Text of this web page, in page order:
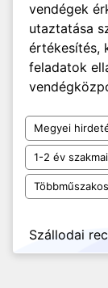
vendégek
utaztatása
értékesítés,
feladatok
Megyei
1-2 év
Többműszakos
Szállodai